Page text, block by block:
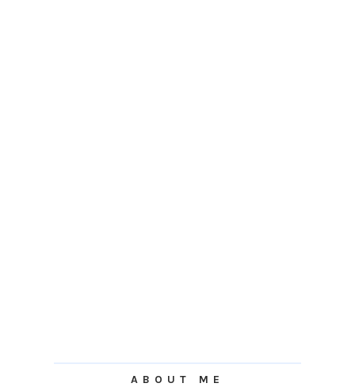
ABOUT ME